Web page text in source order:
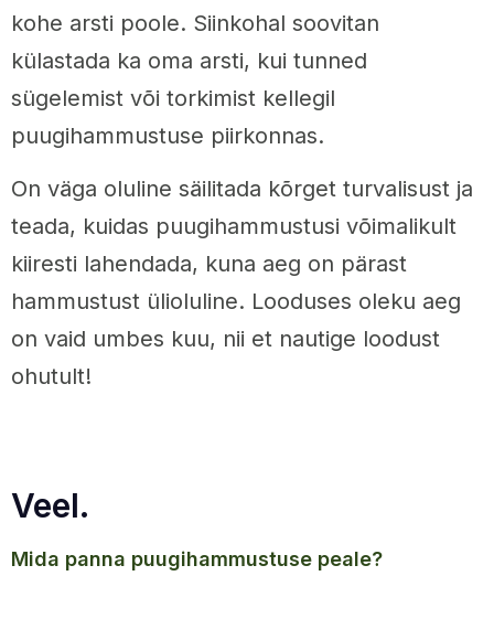
kohe arsti poole. Siinkohal soovitan
külastada ka oma arsti, kui tunned
sügelemist või torkimist kellegil
puugihammustuse piirkonnas.
On väga oluline säilitada kõrget turvalisust ja
teada, kuidas puugihammustusi võimalikult
kiiresti lahendada, kuna aeg on pärast
hammustust ülioluline. Looduses oleku aeg
on vaid umbes kuu, nii et nautige loodust
ohutult!
Veel.
mida panna puugihammustuse peale?